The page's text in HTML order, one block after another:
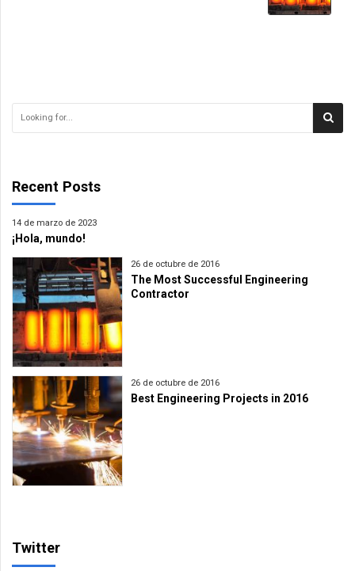
Recent Posts
14 de marzo de 2023
¡Hola, mundo!
26 de octubre de 2016
The Most Successful Engineering
Contractor
26 de octubre de 2016
Best Engineering Projects in 2016
Twitter